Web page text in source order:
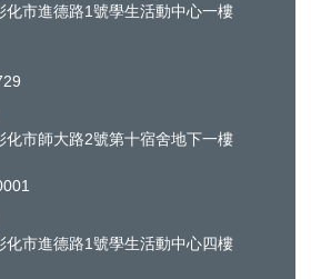
化市進德路1號學生活動中心一樓
化市師大路2號第十宿舍地下一樓
化市進德路1號學生活動中心四樓